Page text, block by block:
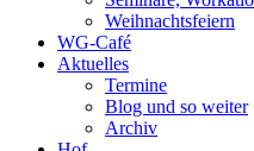
Weihnachtsfeiern
WG-Café
Aktuelles
Termine
Blog und so weiter
Archiv